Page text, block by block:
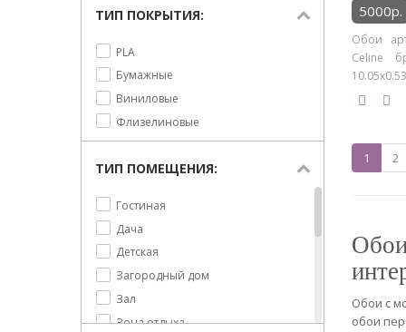
Море
Морские предметы
Небрежная полоска
Овалы
Орнамент
Охота
Подводный мир
Природа
Романтизм
Современный классический
Французский стиль
Шинуазри
Люди
Предметы
Природа
Сюжет
Текст
Узоры
ТИП ПОКРЫТИЯ:
PLA
Бумажные
Виниловые
Флизелиновые
ТИП ПОМЕЩЕНИЯ:
Гостиная
Дача
Детская
Загородный дом
Зал
Зона отдыха
5000р.
Обои
Celine
1 2
Обои с
обои